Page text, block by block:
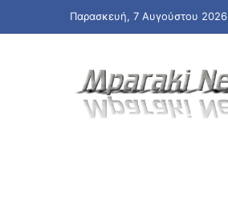
Παρασκευή, 7 Αυγούστου 2026